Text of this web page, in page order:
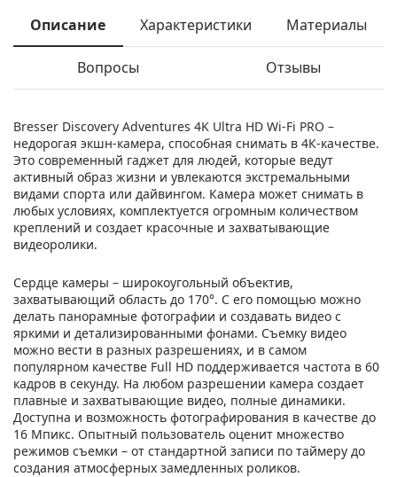
Описание Характеристики Материалы
Вопросы Отзывы
Bresser Discovery Adventures 4K Ultra HD Wi-Fi PRO –
недорогая экшн-камера, способная снимать в 4К-качестве.
Это современный гаджет для людей, которые ведут
активный образ жизни и увлекаются экстремальными
видами спорта или дайвингом. Камера может снимать в
любых условиях, комплектуется огромным количеством
креплений и создает красочные и захватывающие
видеоролики.
Сердце камеры – широкоугольный объектив,
захватывающий область до 170°. С его помощью можно
делать панорамные фотографии и создавать видео с
яркими и детализированными фонами. Съемку видео
можно вести в разных разрешениях, и в самом
популярном качестве Full HD поддерживается частота в 60
кадров в секунду. На любом разрешении камера создает
плавные и захватывающие видео, полные динамики.
Доступна и возможность фотографирования в качестве до
16 Мпикс. Опытный пользователь оценит множество
режимов съемки – от стандартной записи по таймеру до
создания атмосферных замедленных роликов.